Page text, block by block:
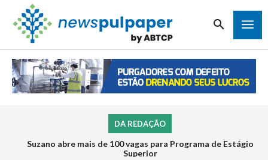
DA REDAÇÃO
Suzano abre mais de 100 vagas para Programa de Estágio
Superior